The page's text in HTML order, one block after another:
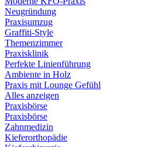
Neugründung
Praxisumzug
Graffiti-Style
Themenzimmer
Praxisklinik
Perfekte Linienführung
Ambiente in Holz
Praxis mit Lounge Gefühl
Alles anzeigen
Praxisbörse
Praxisbörse
Zahnmedizin
Kieferorthopädie